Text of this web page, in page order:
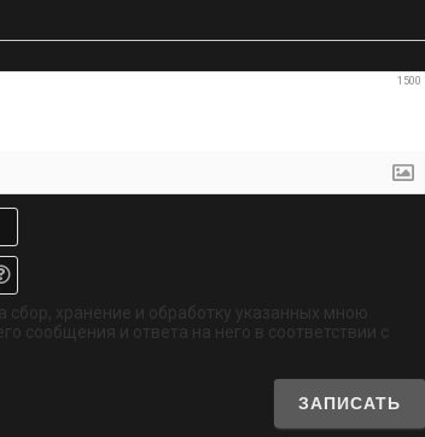
1500
Имя*
Email.
обязательно
сбор, хранение и обработку указанных мною
сообщения и ответа на него в соответствии с